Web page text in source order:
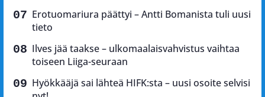
Erotuomariura päättyi – Antti Bomanista tuli uusi
tieto
Ilves jää taakse – ulkomaalaisvahvistus vaihtaa
toiseen Liiga-seuraan
Hyökkääjä sai lähteä HIFK:sta – uusi osoite selvisi